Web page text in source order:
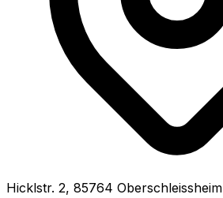
Hicklstr. 2, 85764 Oberschleissheim